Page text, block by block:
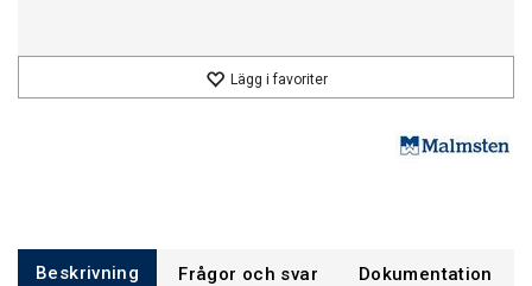
Lägg i favoriter
Beskrivning Frågor och svar Dokumentation